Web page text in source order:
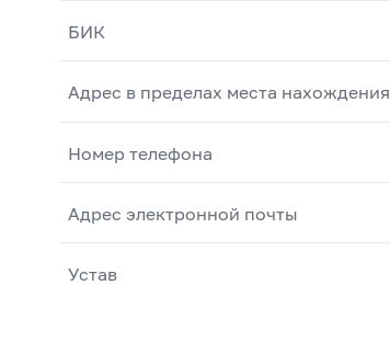
БИК
Адрес в пределах места нахождения
Номер телефона
Адрес электронной почты
Устав